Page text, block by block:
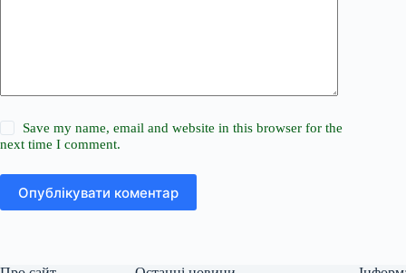
Save my name, email and website in this browser for the
next time I comment.
Опублікувати коментар